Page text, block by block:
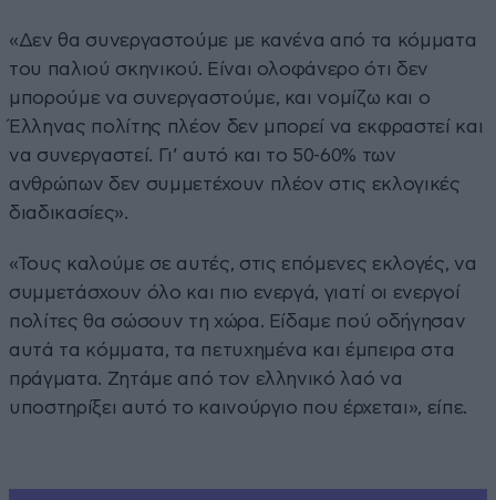
«Δεν θα συνεργαστούμε με κανένα από τα κόμματα
του παλιού σκηνικού. Είναι ολοφάνερο ότι δεν
μπορούμε να συνεργαστούμε, και νομίζω και ο
Έλληνας πολίτης πλέον δεν μπορεί να εκφραστεί και
να συνεργαστεί. Γι’ αυτό και το 50-60% των
ανθρώπων δεν συμμετέχουν πλέον στις εκλογικές
διαδικασίες».
«Τους καλούμε σε αυτές, στις επόμενες εκλογές, να
συμμετάσχουν όλο και πιο ενεργά, γιατί οι ενεργοί
πολίτες θα σώσουν τη χώρα. Είδαμε πού οδήγησαν
αυτά τα κόμματα, τα πετυχημένα και έμπειρα στα
πράγματα. Ζητάμε από τον ελληνικό λαό να
υποστηρίξει αυτό το καινούργιο που έρχεται», είπε.